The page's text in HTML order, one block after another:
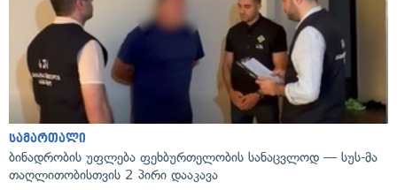
სამართალი
ბინადრობის უფლება ფეხბურთელობის სანაცვლოდ — სუს-მა
თაღლითობისთვის 2 პირი დააკავა